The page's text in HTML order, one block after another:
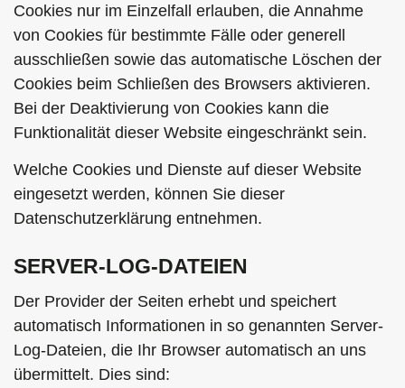
Cookies nur im Einzelfall erlauben, die Annahme
von Cookies für bestimmte Fälle oder generell
ausschließen sowie das automatische Löschen der
Cookies beim Schließen des Browsers aktivieren.
Bei der Deaktivierung von Cookies kann die
Funktionalität dieser Website eingeschränkt sein.
Welche Cookies und Dienste auf dieser Website
eingesetzt werden, können Sie dieser
Datenschutzerklärung entnehmen.
SERVER-LOG-DATEIEN
Der Provider der Seiten erhebt und speichert
automatisch Informationen in so genannten Server-
Log-Dateien, die Ihr Browser automatisch an uns
übermittelt. Dies sind: